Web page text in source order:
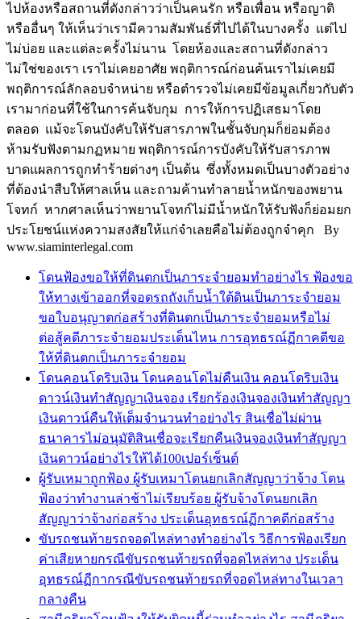
ไปห้องหรือสถานที่ดังกล่าวว่าเป็นคนรัก หรือเพื่อน หรือญาติ
หรืออื่นๆ ให้เห็นว่าเรามีความสัมพันธ์ที่ไปได้ในบางครั้ง แต่ไป
ไม่บ่อย และแต่ละครั้งไม่นาน โดยห้องและสถานที่ดังกล่าว
ไม่ใช่ของเรา เราไม่เคยอาศัย พฤติการณ์ก่อนค้นเราไม่เคยมี
พฤติการณ์ลักลอบจำหน่าย หรือตำรวจไม่เคยมีข้อมูลเกี่ยวกับตัว
เรามาก่อนที่ใช้ในการค้นจับกุม การให้การปฏิเสธมาโดย
ตลอด แม้จะโดนบังคับให้รับสารภาพในชั้นจับกุมก็ย่อมต้อง
ห้ามรับฟังตามกฏหมาย พฤติการณ์การบังคับให้รับสารภาพ
บาดแผลการถูกทำร้ายต่างๆ เป็นต้น ซึ่งทั้งหมดเป็นบางตัวอย่าง
ที่ต้องนำสืบให้ศาลเห็น และถามค้านทำลายน้ำหนักของพยาน
โจทก์ หากศาลเห็นว่าพยานโจทก์ไม่มีน้ำหนักให้รับฟังก็ย่อมยก
ประโยชน์แห่งความสงสัยให้แก่จำเลยคือไม่ต้องถูกจำคุก By
www.siaminterlegal.com
โดนฟ้องขอให้ที่ดินตกเป็นภาระจำยอมทำอย่างไร ฟ้องขอ
ให้ทางเข้าออกที่จอดรถถังเก็บน้ำใต้ดินเป็นภาระจำยอม
ขอใบอนุญาตก่อสร้างที่ดินตกเป็นภาระจำยอมหรือไม่
ต่อสู้คดีภาระจำยอมประเด็นไหน การอุทธรณ์ฏีกาคดีขอ
ให้ที่ดินตกเป็นภาระจำยอม
โดนคอนโดริบเงิน โดนคอนโดไม่คืนเงิน คอนโดริบเงิน
ดาวน์เงินทำสัญญาเงินจอง เรียกร้องเงินจองเงินทำสัญญา
เงินดาวน์คืนให้เต็มจำนวนทำอย่างไร สินเชื่อไม่ผ่าน
ธนาคารไม่อนุมัติสินเชื่อจะเรียกคืนเงินจองเงินทำสัญญา
เงินดาวน์อย่างไรให้ได้100เปอร์เซ็นต์
ผู้รับเหมาถูกฟ้อง ผู้รับเหมาโดนยกเลิกสัญญาว่าจ้าง โดน
ฟ้องว่าทำงานล่าช้าไม่เรียบร้อย ผู้รับจ้างโดนยกเลิก
สัญญาว่าจ้างก่อสร้าง ประเด็นอุทธรณ์ฏีกาคดีก่อสร้าง
ขับรถชนท้ายรถจอดไหล่ทางทำอย่างไร วิธีการฟ้องเรียก
ค่าเสียหายกรณีขับรถชนท้ายรถที่จอดไหล่ทาง ประเด็น
อุทธรณ์ฏีกากรณีขับรถชนท้ายรถที่จอดไหล่ทางในเวลา
กลางคืน